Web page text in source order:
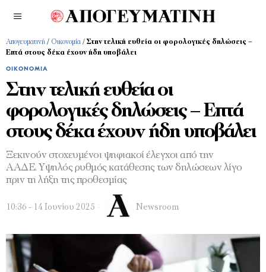
Απογευματινή / Οικονομία / Στην τελική ευθεία οι φορολογικές δηλώσεις –
Επτά στους δέκα έχουν ήδη υποβάλει
ΟΙΚΟΝΟΜΊΑ
Στην τελική ευθεία οι
φορολογικές δηλώσεις – Επτά
στους δέκα έχουν ήδη υποβάλει
Ξεκινούν στοχευμένοι ψηφιακοί έλεγχοι από την
ΑΑΔΕ. Υψηλός ρυθμός κατάθεσης των δηλώσεων λίγο
πριν τη λήξη της προθεσμίας
10:36 - 14 Ιουνίου 2025 Newsroom